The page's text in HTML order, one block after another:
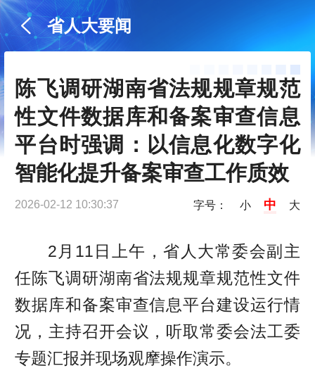
省人大要闻
陈飞调研湖南省法规规章规范
性文件数据库和备案审查信息
平台时强调：以信息化数字化
智能化提升备案审查工作质效
2026-02-12 10:30:37 字号： 小 中 大
2月11日上午，省人大常委会副主
任陈飞调研湖南省法规规章规范性文件
数据库和备案审查信息平台建设运行情
况，主持召开会议，听取常委会法工委
专题汇报并现场观摩操作演示。